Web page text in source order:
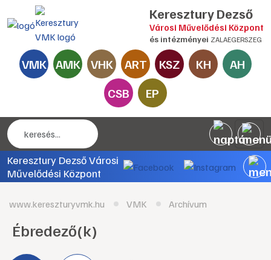
Keresztury Dezső
Városi Művelődési Központ
és intézményei ZALAEGERSZEG
VMK AMK VHK ART KSZ KH
AH
CSB
EP
Keresztury Dezső Városi
Művelődési Központ
www.kereszturyvmk.hu VMK Archívum
Ébredező(k)